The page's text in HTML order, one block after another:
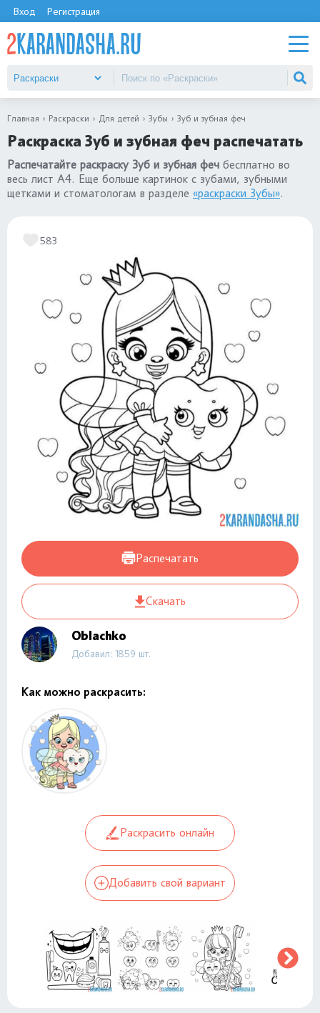
Вход Регистрация
Главная Раскраски Для детей Зубы Зуб и зубная феч
Раскраска Зуб и зубная феч распечатать
Распечатайте раскраску Зуб и зубная феч бесплатно во
весь лист А4. Еще больше картинок с зубами, зубными
щетками и стоматологам в разделе «раскраски Зубы».
583
Распечатать
Скачать
Oblachko
Добавил: 1859 шт.
Как можно раскрасить:
Раскрасить онлайн
Добавить свой вариант